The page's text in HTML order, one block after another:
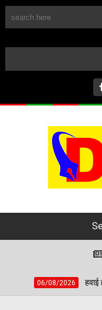
हमले जैसी स्थिति से निपटने के